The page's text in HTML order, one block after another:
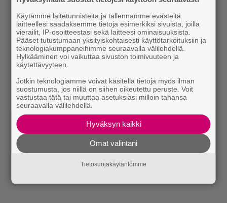
Käytämme laitetunnisteita ja tallennamme evästeitä
laitteellesi saadaksemme tietoja esimerkiksi sivuista, joilla
vierailit, IP-osoitteestasi sekä laitteesi ominaisuuksista.
Pääset tutustumaan yksityiskohtaisesti käyttötarkoituksiin ja
teknologiakumppaneihimme seuraavalla välilehdellä.
Hylkääminen voi vaikuttaa sivuston toimivuuteen ja
käytettävyyteen.
Jotkin teknologiamme voivat käsitellä tietoja myös ilman
suostumusta, jos niillä on siihen oikeutettu peruste. Voit
vastustaa tätä tai muuttaa asetuksiasi milloin tahansa
seuraavalla välilehdellä.
Hyväksyn kaikki
Omat valintani
Tietosuojakäytäntömme